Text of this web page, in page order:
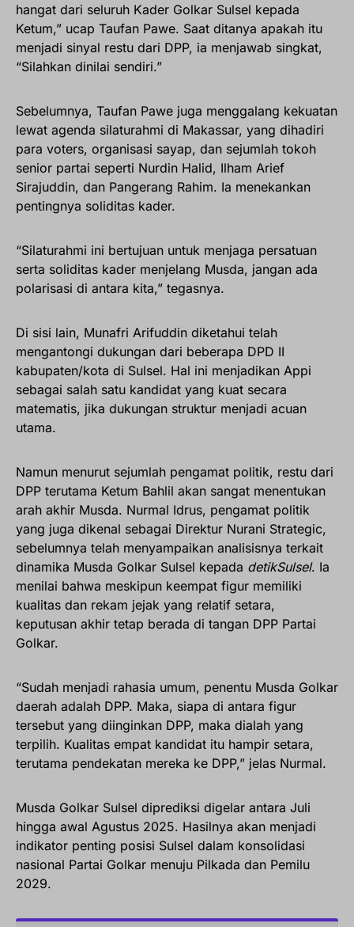
hangat dari seluruh Kader Golkar Sulsel kepada
Ketum,” ucap Taufan Pawe. Saat ditanya apakah itu
menjadi sinyal restu dari DPP, ia menjawab singkat,
“Silahkan dinilai sendiri.”
Sebelumnya, Taufan Pawe juga menggalang kekuatan
lewat agenda silaturahmi di Makassar, yang dihadiri
para voters, organisasi sayap, dan sejumlah tokoh
senior partai seperti Nurdin Halid, Ilham Arief
Sirajuddin, dan Pangerang Rahim. Ia menekankan
pentingnya soliditas kader.
“Silaturahmi ini bertujuan untuk menjaga persatuan
serta soliditas kader menjelang Musda, jangan ada
polarisasi di antara kita,” tegasnya.
Di sisi lain, Munafri Arifuddin diketahui telah
mengantongi dukungan dari beberapa DPD II
kabupaten/kota di Sulsel. Hal ini menjadikan Appi
sebagai salah satu kandidat yang kuat secara
matematis, jika dukungan struktur menjadi acuan
utama.
Namun menurut sejumlah pengamat politik, restu dari
DPP terutama Ketum Bahlil akan sangat menentukan
arah akhir Musda. Nurmal Idrus, pengamat politik
yang juga dikenal sebagai Direktur Nurani Strategic,
sebelumnya telah menyampaikan analisisnya terkait
dinamika Musda Golkar Sulsel kepada detikSulsel. Ia
menilai bahwa meskipun keempat figur memiliki
kualitas dan rekam jejak yang relatif setara,
keputusan akhir tetap berada di tangan DPP Partai
Golkar.
“Sudah menjadi rahasia umum, penentu Musda Golkar
daerah adalah DPP. Maka, siapa di antara figur
tersebut yang diinginkan DPP, maka dialah yang
terpilih. Kualitas empat kandidat itu hampir setara,
terutama pendekatan mereka ke DPP,” jelas Nurmal.
Musda Golkar Sulsel diprediksi digelar antara Juli
hingga awal Agustus 2025. Hasilnya akan menjadi
indikator penting posisi Sulsel dalam konsolidasi
nasional Partai Golkar menuju Pilkada dan Pemilu
2029.